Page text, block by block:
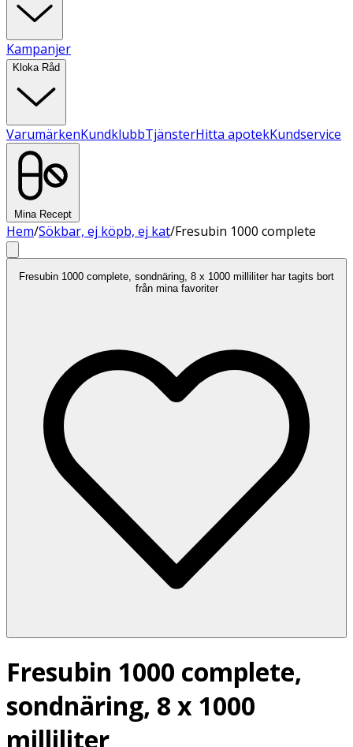
Kampanjer
Kloka Råd
VarumärkenKundklubbTjänsterHitta apotekKundservice
Mina Recept
Hem/Sökbar, ej köpb, ej kat/Fresubin 1000 complete
Fresubin 1000 complete, sondnäring, 8 x 1000 milliliter har tagits bort
från mina favoriter
Fresubin 1000 complete,
sondnäring, 8 x 1000
milliliter